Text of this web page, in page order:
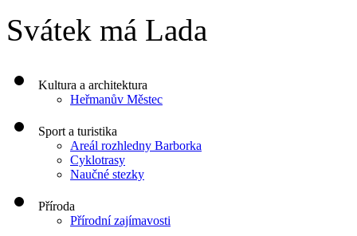
Svátek má Lada
Kultura a architektura
Heřmanův Městec
Sport a turistika
Areál rozhledny Barborka
Cyklotrasy
Naučné stezky
Příroda
Přírodní zajímavosti